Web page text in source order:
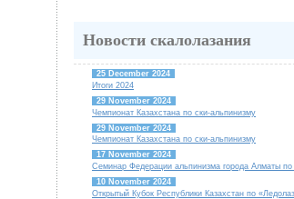
Новости скалолазания
25 December 2024
Итоги 2024
29 November 2024
Чемпионат Казахстана по ски-альпинизму
29 November 2024
Чемпионат Казахстана по ски-альпинизму
17 November 2024
Семинар Федерации альпинизма города Алматы по
10 November 2024
Открытый Кубок Республики Казахстан по